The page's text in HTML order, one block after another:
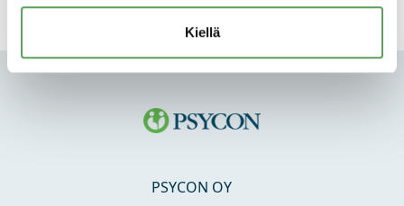
Kiellä
PSYCON OY